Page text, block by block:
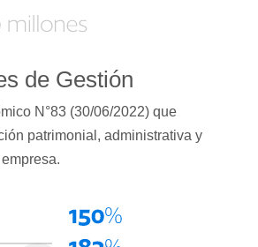
de Gestión
N°83 (30/06/2022) que
patrimonial, administrativa y